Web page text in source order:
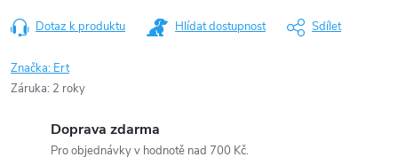
Dotaz k produktu Hlídat dostupnost Sdílet
Značka: Ert
Záruka: 2 roky
Doprava zdarma
Pro objednávky v hodnotě nad 700 Kč.